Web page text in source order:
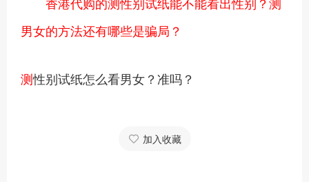
男女的方法还有哪些是骗局？
测性别试纸怎么看男女？准吗？
加入收藏